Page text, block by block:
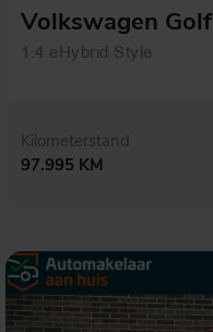
Volkswagen Golf
1.4 eHybrid Style
Kilometerstand
97.995 KM